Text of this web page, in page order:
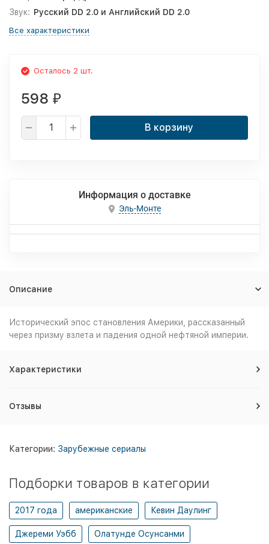
Звук: Русский DD 2.0 и Английский DD 2.0
Все характеристики
Осталось 2 шт.
598 ₽
В корзину
Информация о доставке
Эль-Монте
Описание
Исторический эпос становления Америки, рассказанный
через призму взлета и падения одной нефтяной империи.
Характеристики
Отзывы
Категории: Зарубежные сериалы
Подборки товаров в категории
2017 года американские Кевин Даулинг
Джереми Уэбб Олатунде Осунсанми